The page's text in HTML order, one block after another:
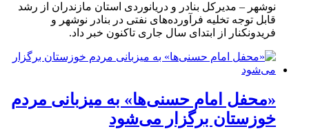
نوشهر – مدیرکل بنادر و دریانوردی استان مازندران از رشد
قابل توجه تخلیه فرآورده‌های نفتی در بنادر نوشهر و
فریدونکنار از ابتدای سال جاری تاکنون خبر داد.
«محفل امام حسنی‌ها» به میزبانی مردم
خوزستان برگزار می‌شود